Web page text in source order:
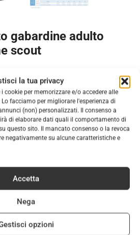
la tua privacy
cookie per memorizzare e/o accedere alle
facciamo per migliorare l'esperienza di
(non) personalizzati. Il consenso a
di elaborare dati quali il comportamento di
questo sito. Il mancato consenso o la revoca
negativamente su alcune caratteristiche e
Accetta
Nega
opzioni
gabardine adulto
scout
adulto unisex uniforme scout
AGESCI